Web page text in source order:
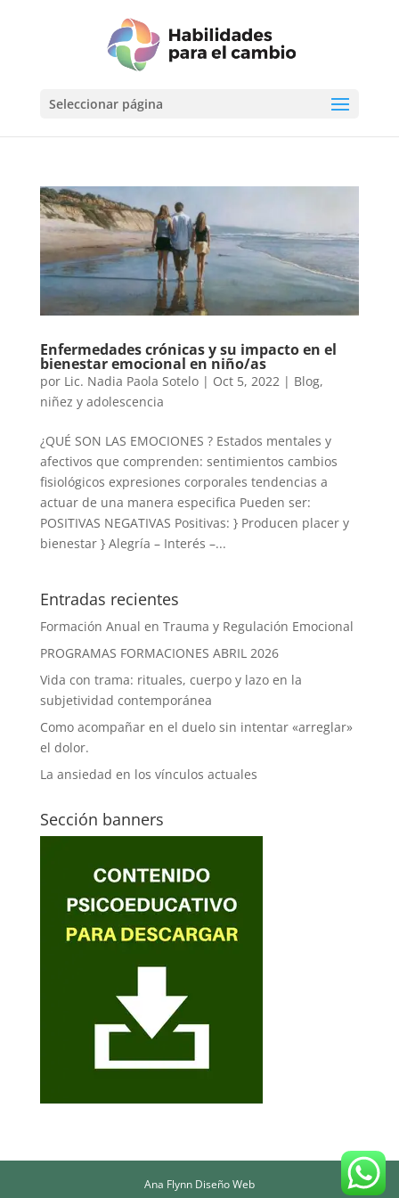
Seleccionar página
Enfermedades crónicas y su impacto en el
bienestar emocional en niño/as
por Lic. Nadia Paola Sotelo| Oct 5, 2022| Blog,
niñez y adolescencia
¿QUÉ SON LAS EMOCIONES ? Estados mentales y
afectivos que comprenden: sentimientos cambios
fisiológicos expresiones corporales tendencias a
actuar de una manera especifica Pueden ser:
POSITIVAS NEGATIVAS Positivas: } Producen placer y
bienestar } Alegría – Interés –...
Entradas recientes
Formación Anual en Trauma y Regulación Emocional
PROGRAMAS FORMACIONES ABRIL 2026
Vida con trama: rituales, cuerpo y lazo en la
subjetividad contemporánea
Como acompañar en el duelo sin intentar «arreglar»
el dolor.
La ansiedad en los vínculos actuales
Sección banners
Ana Flynn Diseño Web